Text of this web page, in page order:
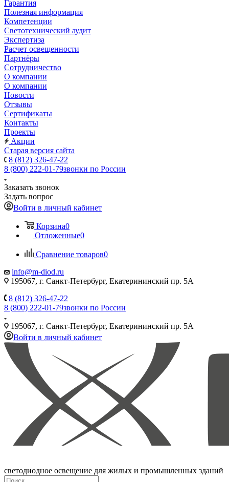
Гарантия
Полезная информация
Компетенции
Светотехнический аудит
Экспертиза
Расчет освещенности
Партнёры
Cотрудничество
О компании
О компании
Новости
Отзывы
Сертификаты
Контакты
Проекты
Акции
Старая версия сайта
8 (812) 326-47-22
8 (800) 222-01-79звонки по России
Заказать звонок
Задать вопрос
Войти в личный кабинет
Корзина0
Отложенные0
Сравнение товаров0
info@m-diod.ru
195067, г. Санкт-Петербург, Екатерининский пр. 5А
8 (812) 326-47-22
8 (800) 222-01-79звонки по России
195067, г. Санкт-Петербург, Екатерининский пр. 5А
Войти в личный кабинет
светодиодное освещение для жилых и промышленных зданий